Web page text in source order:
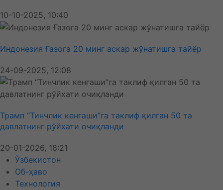
10-10-2025, 10:40
Индонезия Ғазога 20 минг аскар жўнатишга тайёр
24-09-2025, 12:08
Трамп “Тинчлик кенгаши”га таклиф қилган 50 та
давлатнинг рўйхати очиқланди
20-01-2026, 18:21
Ўзбекистон
Об-ҳаво
Технология